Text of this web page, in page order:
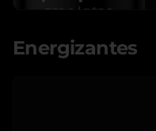
Energizantes